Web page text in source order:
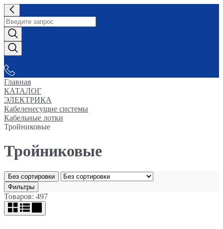
Главная
КАТАЛОГ
ЭЛЕКТРИКА
Кабеленесущие системы
Кабельные лотки
Тройниковые
Тройниковые
Без сортировки
Фильтры
Товаров: 497